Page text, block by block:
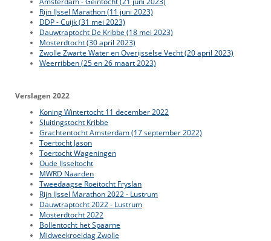
Rijn IJssel Marathon (11 juni 2023)
DDP - Cuijk (31 mei 2023)
Dauwtraptocht De Kribbe (18 mei 2023)
Mosterdtocht (30 april 2023)
Zwolle Zwarte Water en Overijsselse Vecht (20 april 2023)
Weerribben (25 en 26 maart 2023)
Verslagen 2022
Koning Wintertocht 11 december 2022
Sluitingstocht Kribbe
Grachtentocht Amsterdam (17 september 2022)
Toertocht Jason
Toertocht Wageningen
Oude IJsseltocht
MWRD Naarden
Tweedaagse Roeitocht Fryslan
Rijn IJssel Marathon 2022 - Lustrum
Dauwtraptocht 2022 - Lustrum
Mosterdtocht 2022
Bollentocht het Spaarne
Midweekroeidag Zwolle